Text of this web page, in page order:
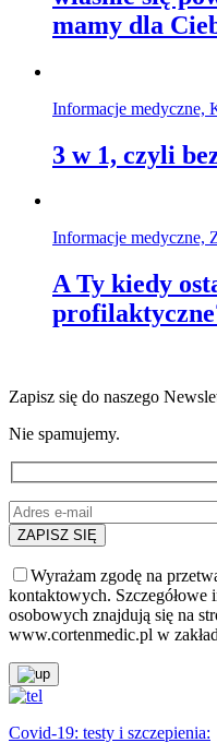
mamy dla
Informacje medyczne,
3 w 1, czyli
Informacje medyczne,
A Ty kiedy
Zapisz się do naszego
Nie spamujemy.
Wyrażam zgodę na
kontaktowych. Szczegółowe
osobowych znajdują się na
www.cortenmedic.pl w
Covid-19: testy i szczepienia: